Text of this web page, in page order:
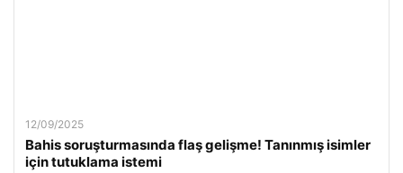
12/09/2025
Bahis soruşturmasında flaş gelişme! Tanınmış isimler
için tutuklama istemi